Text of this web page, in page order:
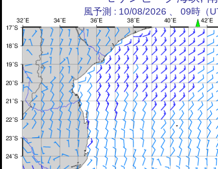
風予測 : 10/08/2026 、 09時（